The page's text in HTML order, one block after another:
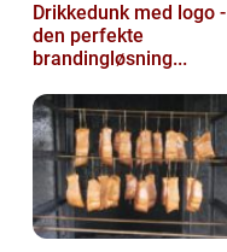
Drikkedunk med logo -
den perfekte
brandingløsning...